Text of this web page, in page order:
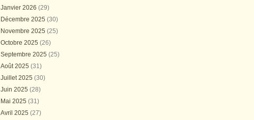
Janvier 2026 (29)
Décembre 2025 (30)
Novembre 2025 (25)
Octobre 2025 (26)
Septembre 2025 (25)
Août 2025 (31)
Juillet 2025 (30)
Juin 2025 (28)
Mai 2025 (31)
Avril 2025 (27)